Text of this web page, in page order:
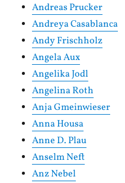
Andreas Prucker
Andreya Casablanca
Andy Frischholz
Angela Aux
Angelika Jodl
Angelina Roth
Anja Gmeinwieser
Anna Housa
Anne D. Plau
Anselm Neft
Anz Nebel